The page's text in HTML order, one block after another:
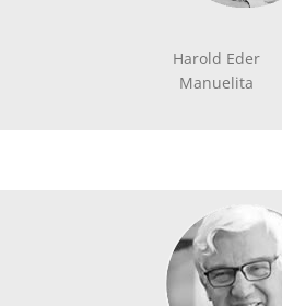
Harold Eder
Manuelita